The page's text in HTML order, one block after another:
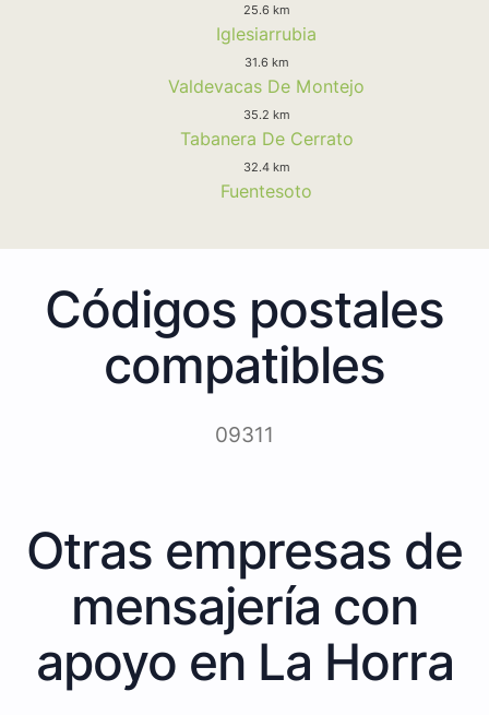
25.6 km
Iglesiarrubia
31.6 km
Valdevacas De Montejo
35.2 km
Tabanera De Cerrato
32.4 km
Fuentesoto
Códigos postales
compatibles
09311
Otras empresas de
mensajería con
apoyo en La Horra